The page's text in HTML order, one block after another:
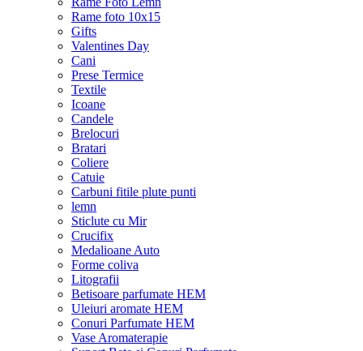
Rame foto 10x15
Gifts
Valentines Day
Cani
Prese Termice
Textile
Icoane
Candele
Brelocuri
Bratari
Coliere
Catuie
Carbuni fitile plute punti
lemn
Sticlute cu Mir
Crucifix
Medalioane Auto
Forme coliva
Litografii
Betisoare parfumate HEM
Uleiuri aromate HEM
Conuri Parfumate HEM
Vase Aromaterapie